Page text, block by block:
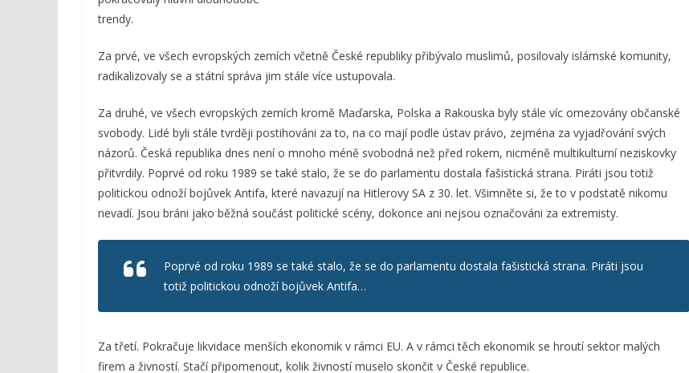
trendy.
Za prvé, ve všech evropských zemích včetně České republiky přibývalo muslimů, posilovaly islámské komunity,
radikalizovaly se a státní správa jim stále více ustupovala.
Za druhé, ve všech evropských zemích kromě Maďarska, Polska a Rakouska byly stále víc omezovány občanské
svobody. Lidé byli stále tvrději postihováni za to, na co mají podle ústav právo, zejména za vyjadřování svých
názorů. Česká republika dnes není o mnoho méně svobodná než před rokem, nicméně multikulturní neziskovky
přitvrdily. Poprvé od roku 1989 se také stalo, že se do parlamentu dostala fašistická strana. Piráti jsou totiž
politickou odnoží bojůvek Antifa, které navazují na Hitlerovy SA z 30. let. Všimněte si, že to v podstatě nikomu
nevadí. Jsou bráni jako běžná součást politické scény, dokonce ani nejsou označováni za extremisty.
Poprvé od roku 1989 se také stalo, že se do parlamentu dostala fašistická strana. Piráti jsou
totiž politickou odnoží bojůvek Antifa…
Za třetí. Pokračuje likvidace menších ekonomik v rámci EU. A v rámci těch ekonomik se hroutí sektor malých
firem a živností. Stačí připomenout, kolik živností muselo skončit v České republice.